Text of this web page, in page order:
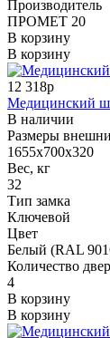
Производитель
ПРОМЕТ 20
В корзину
В корзину
12 318р
Медицинский
В наличии
Размеры
1655х700х320
Вес, кг
32
Тип замка
Ключевой
Цвет
Белый (RAL
Количество
4
В корзину
В корзину